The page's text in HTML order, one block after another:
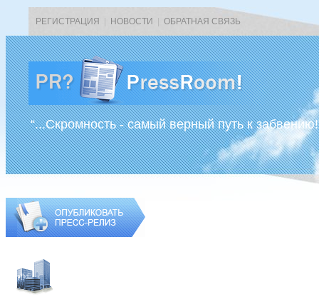
РЕГИСТРАЦИЯ НОВОСТИ ОБРАТНАЯ СВЯЗЬ
“...Скромность - самый верный путь к